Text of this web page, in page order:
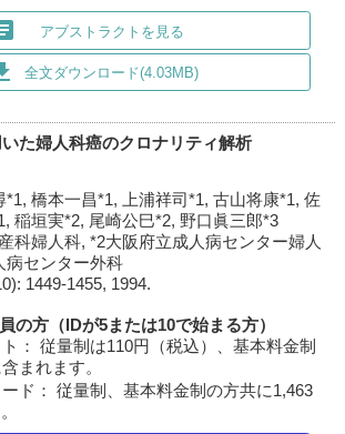
アブストラクトを見る
全文ダウンロード(4.03MB)
た婦人科癌のクロナリティ解析
*1, 橋本一昌*1, 上浦祥司*1, 古山将康*1, 佐
稲垣実*2, 尾崎公巳*2, 野口眞三郎*3
科婦人科, *2大阪府立成人病センター婦人
病センター外科
1449-1455, 1994.
の方（IDが5または10で始まる方）
： 従量制は110円（税込）、基本料金制
まれます。
ド： 従量制、基本料金制の方共に1,463